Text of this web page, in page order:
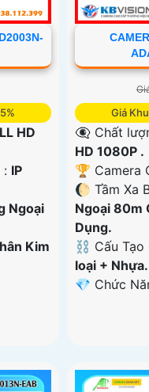
HD
: IP
Ngoại
Kim
Giá
👁️‍🗨 Chất
HD 1080P .
🏆 Camera
🌔 Tầm Xa
Ngoại 80m
Dụng.
⛓ Cấu Tạo
loại + Nhựa.
️💎 Chức